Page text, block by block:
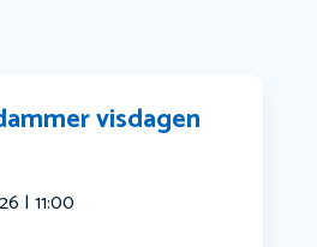
visdagen
| 11:00